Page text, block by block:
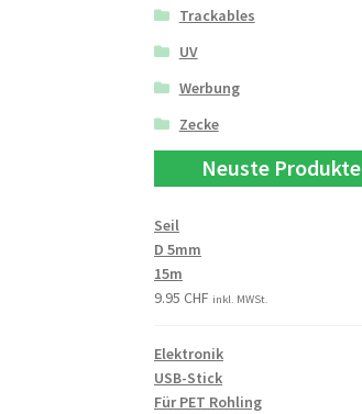
Trackables
UV
Werbung
Zecke
Neuste Produkte
Seil
D 5mm
15m
9.95CHF inkl. MWSt.
Elektronik
USB-Stick
Für PET Rohling